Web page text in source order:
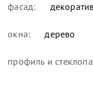
фасад:
окна: дерево
профиль и